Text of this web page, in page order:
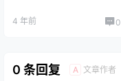
4 年前 0
0 条回复 A 文章作者